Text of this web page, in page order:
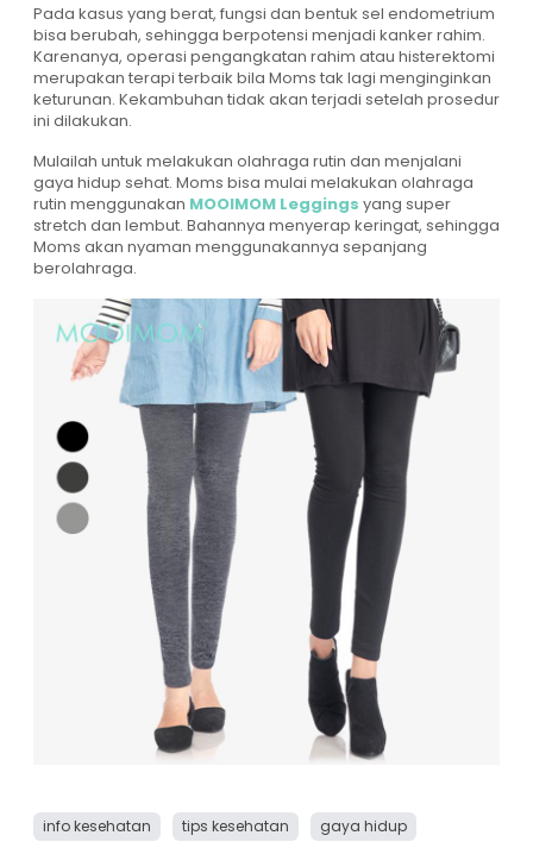
Pada kasus yang berat, fungsi dan bentuk sel endometrium
bisa berubah, sehingga berpotensi menjadi kanker rahim.
Karenanya, operasi pengangkatan rahim atau histerektomi
merupakan terapi terbaik bila Moms tak lagi menginginkan
keturunan. Kekambuhan tidak akan terjadi setelah prosedur
ini dilakukan.
Mulailah untuk melakukan olahraga rutin dan menjalani
gaya hidup sehat. Moms bisa mulai melakukan olahraga
rutin menggunakan MOOIMOM Leggings yang super
stretch dan lembut. Bahannya menyerap keringat, sehingga
Moms akan nyaman menggunakannya sepanjang
berolahraga.
info kesehatan tips kesehatan gaya hidup